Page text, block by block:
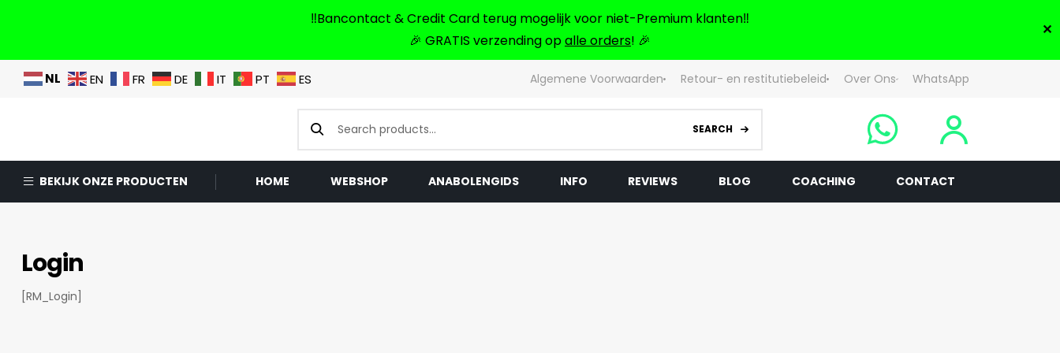
‼️Bancontact & Credit Card terug mogelijk voor niet-Premium klanten‼️
🎉 GRATIS verzending opalle orders! 🎉
✕
NL EN FR DE IT PT ES Algemene Voorwaarden Retour- en restitutiebeleid Over Ons WhatsApp
SEARCH
BEKIJK ONZE PRODUCTEN HOME WEBSHOP ANABOLENGIDS INFO REVIEWS BLOG COACHING CONTACT
Login
[RM_Login]